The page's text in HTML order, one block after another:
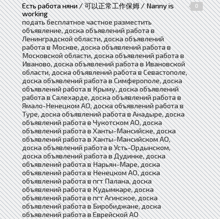
Есть работа няни / 可以正常工作保姆 / Nanny is
working
0
подать бесплатное частное разместить
объявление, доска объявлений работа в
Ленинградской области, доска объявлений
работа в Москве, доска объявлений работа в
Московской области, доска объявлений работа в
Иваново, доска объявлений работа в Ивановской
области, доска объявлений работа в Севастополе,
доска объявлений работа в Симферополе, доска
объявлений работа в Крыму, доска объявлений
работа в Салехарде, доска объявлений работа в
Ямало-Ненецком АО, доска объявлений работа в
Туре, доска объявлений работа в Анадыре, доска
объявлений работа в Чукотском АО, доска
объявлений работа в Ханты-Мансийске, доска
объявлений работа в Ханты-Мансийском АО,
доска объявлений работа в Усть-Ордынском,
доска объявлений работа в Дудинке, доска
объявлений работа в Нарьян-Маре, доска
объявлений работа в Ненецком АО, доска
объявлений работа в пгт Палана, доска
объявлений работа в Кудымкаре, доска
объявлений работа в пгт Агинское, доска
объявлений работа в Биробиджане, доска
объявлений работа в Еврейской АО